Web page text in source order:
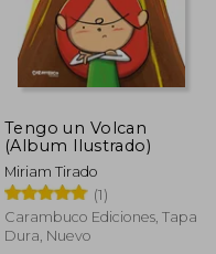
Tengo un Volcan
(Album Ilustrado)
Miriam Tirado
(1)
Carambuco Ediciones, Tapa
Dura, Nuevo